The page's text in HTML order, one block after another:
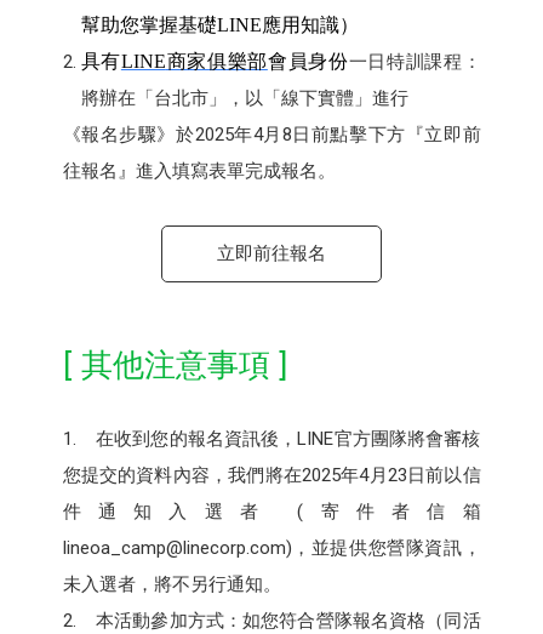
幫助您掌握基礎LINE應用知識）
具有LINE商家俱樂部會員身份一日特訓課程：
將辦在「台北市」，以「線下實體」進行
《報名步驟》於2025年4月8日前點擊下方『立即前
往報名』進入填寫表單完成報名。
立即前往報名
[ 其他注意事項 ]
1. 在收到您的報名資訊後，LINE官方團隊將會審核
您提交的資料內容，我們將在2025年4月23日前以信
件通知入選者 (寄件者信箱
lineoa_camp@linecorp.com)，並提供您營隊資訊，
未入選者，將不另行通知。
2. 本活動參加方式：如您符合營隊報名資格（同活